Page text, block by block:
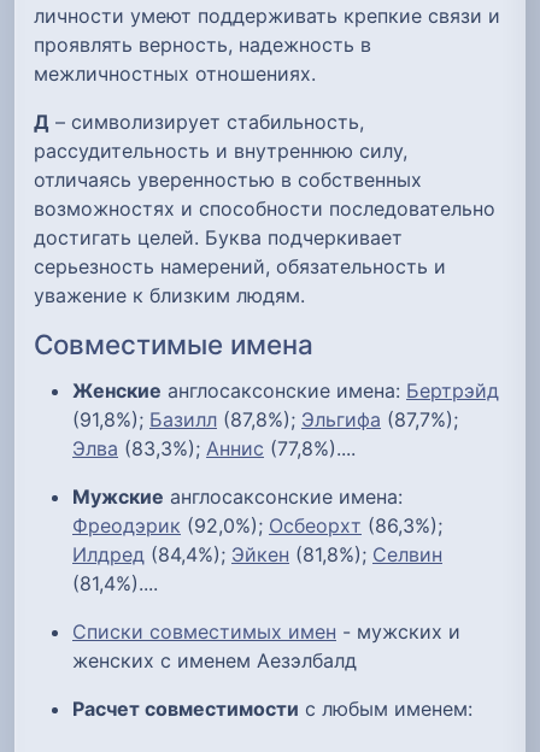
личности умеют поддерживать крепкие связи и
проявлять верность, надежность в
межличностных отношениях.
Д – символизирует стабильность,
рассудительность и внутреннюю силу,
отличаясь уверенностью в собственных
возможностях и способности последовательно
достигать целей. Буква подчеркивает
серьезность намерений, обязательность и
уважение к близким людям.
Совместимые имена
Женские англосаксонские имена: Бертрэйд
(91,8%); Базилл (87,8%); Эльгифа (87,7%);
Элва (83,3%); Аннис (77,8%)....
Мужские англосаксонские имена:
Фреодэрик (92,0%); Осбеорхт (86,3%);
Илдред (84,4%); Эйкен (81,8%); Селвин
(81,4%)....
Списки совместимых имен - мужских и
женских с именем Аезэлбалд
Расчет совместимости с любым именем: